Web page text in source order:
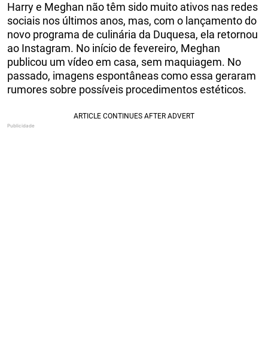
Harry e Meghan não têm sido muito ativos nas redes
sociais nos últimos anos, mas, com o lançamento do
novo programa de culinária da Duquesa, ela retornou
ao Instagram. No início de fevereiro, Meghan
publicou um vídeo em casa, sem maquiagem. No
passado, imagens espontâneas como essa geraram
rumores sobre possíveis procedimentos estéticos.